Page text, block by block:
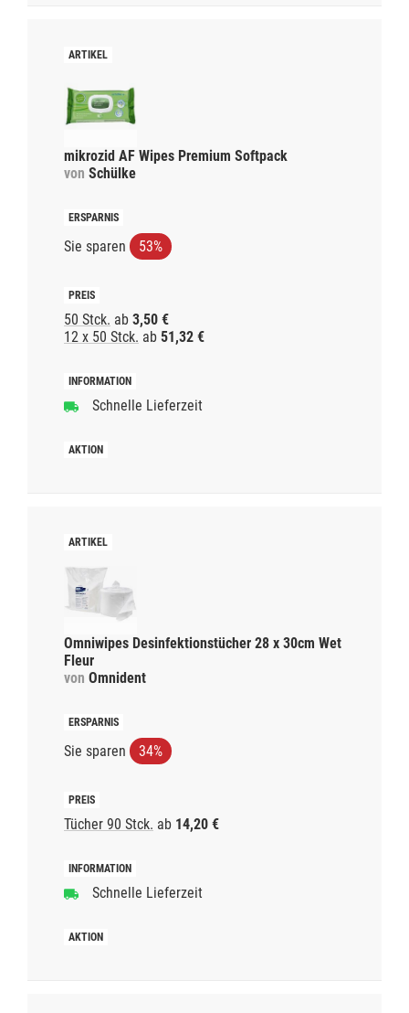
mikrozid AF Wipes Premium Softpack
von Schülke
Sie sparen 53%
50 Stck. ab 3,50 €
12 x 50 Stck. ab 51,32 €
Schnelle Lieferzeit
Omniwipes Desinfektionstücher 28 x 30cm Wet
Fleur
von Omnident
Sie sparen 34%
Tücher 90 Stck. ab 14,20 €
Schnelle Lieferzeit